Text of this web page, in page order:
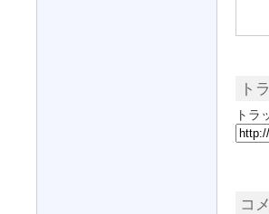
ト
トラ
コ